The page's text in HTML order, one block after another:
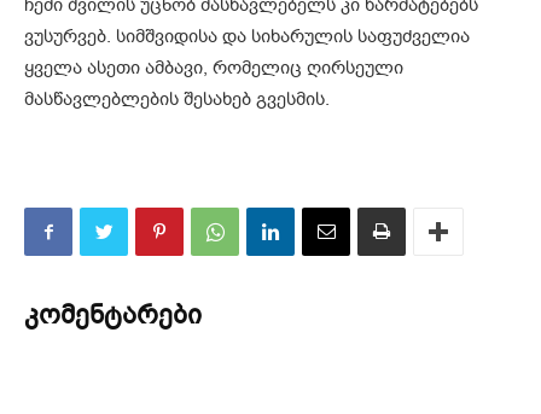
ჩემი შვილის უცნობ მასწავლებელს კი წარმატებებს
ვუსურვებ. სიმშვიდისა და სიხარულის საფუძველია
ყველა ასეთი ამბავი, რომელიც ღირსეული
მასწავლებლების შესახებ გვესმის.
კომენტარები